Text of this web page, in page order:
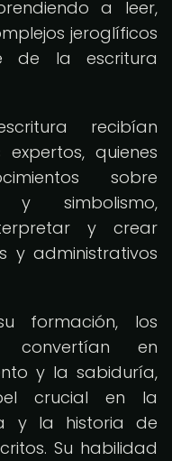
a leer,
jeroglíficos
de la escritura
recibían
quienes
sobre
y simbolismo,
y crear
y administrativos
formación, los
convertían en
y la sabiduría,
crucial en la
y la historia de
Su habilidad